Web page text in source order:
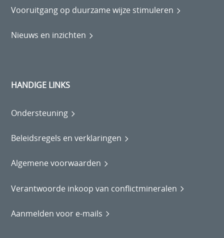
Vooruitgang op duurzame wijze stimuleren
Nieuws en inzichten
HANDIGE LINKS
Ondersteuning
Beleidsregels en verklaringen
Algemene voorwaarden
Verantwoorde inkoop van conflictmineralen
Aanmelden voor e-mails